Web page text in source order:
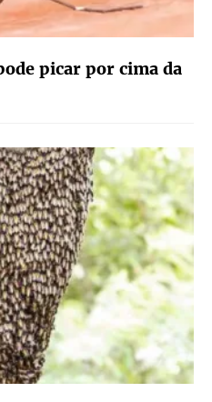
picar por cima da